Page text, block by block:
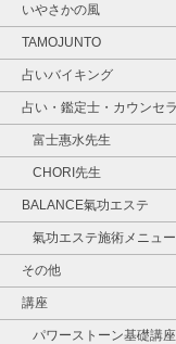
いやさかの風
TAMOJUNTO
占いバイキング
占い・鑑定士・カウンセ
富士惠水先生
CHORI先生
BALANCE氣功エステ
氣功エステ施術メニュー
その他
講座
パワーストーン基礎講座